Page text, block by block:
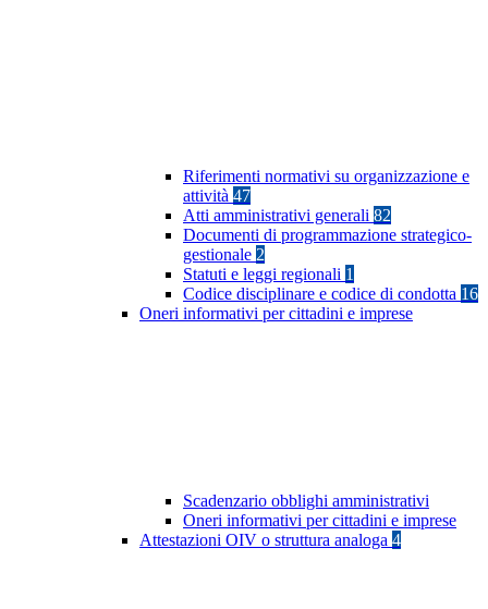
Riferimenti normativi su organizzazione e
attività 47
Atti amministrativi generali 82
Documenti di programmazione strategico-
gestionale 2
Statuti e leggi regionali 1
Codice disciplinare e codice di condotta 16
Oneri informativi per cittadini e imprese
Scadenzario obblighi amministrativi
Oneri informativi per cittadini e imprese
Attestazioni OIV o struttura analoga 4